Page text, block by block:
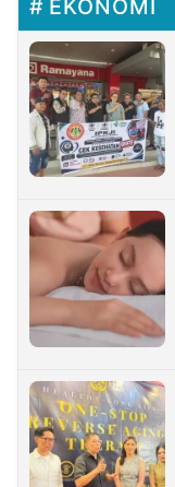
EKONOMI